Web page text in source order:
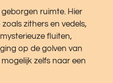
ruimte. Hier
zithers en vedels,
fluiten,
op de golven van
zelfs naar een